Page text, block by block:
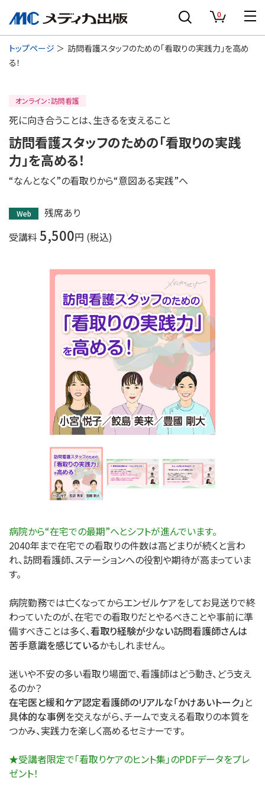
0
トップページ
訪問看護スタッフのための「看取りの実践力」を高め
る！
オンライン：訪問看護
死に向き合うことは、生きるを支えること
訪問看護スタッフのための「看取りの実践
力」を高める！
“なんとなく”の看取りから“意図ある実践”へ
Web
残席あり
受講料 5,500円 (税込)
病院から“在宅での最期”へとシフトが進んでいます。
2040年まで在宅での看取りの件数は高どまりが続くと言わ
れ、訪問看護師、ステーションへの役割や期待が高まっていま
す。
病院勤務では亡くなってからエンゼルケアをしてお見送りで終
わっていたのが、在宅での看取りだとやるべきことや事前に準
備すべきことは多く、看取り経験が少ない訪問看護師さんは
苦手意識を感じているかもしれません。
迷いや不安の多い看取り場面で、看護師はどう動き、どう支え
るのか？
在宅医と緩和ケア認定看護師のリアルな「かけあいトーク」 と
具体的な事例を交えながら、チームで支える看取りの本質を
つかみ、実践力を楽しく高めるセミナーです。
★受講者限定で「看取りケアのヒント集」のPDFデータをプレ
ゼント！